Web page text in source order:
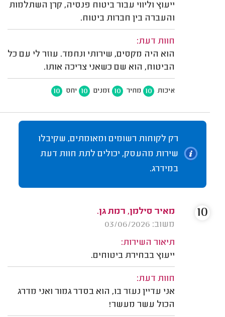
ייעוץ וליווי עבור ביטוח פנסיה, קרן השתלמות
והעברה בין חברות ביטוח.
חוות דעת:
הוא היה מקסים, שירותי ונחמד. עוזר לי עם כל
הביטוח, הוא שם כשאני צריכה אותו.
איכות 10 מחיר 10 זמנים 10 יחס 10
רק לקוחות רשומים ומאומתים, שקיבלו
שירות מהעסק, יכולים לתת חוות דעת
במידרג.
מאיר סילמן, רמת גן.
משוב: 03/06/2026
תיאור השירות:
ייעוץ בבחירת ביטוחים.
חוות דעת:
אני עדיין נעזר בו, הוא בסדר גמור ואני מדרג
הכול עשר מעשר!
10